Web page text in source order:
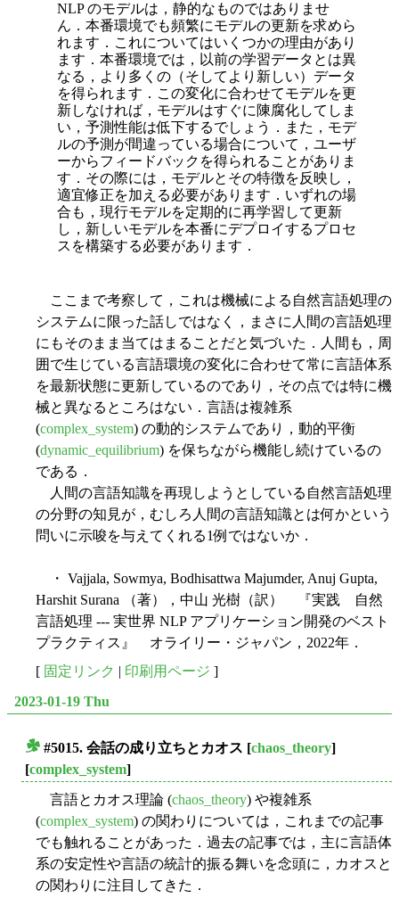
NLP のモデルは，静的なものではありませ
ん．本番環境でも頻繁にモデルの更新を求めら
れます．これについてはいくつかの理由があり
ます．本番環境では，以前の学習データとは異
なる，より多くの（そしてより新しい）データ
を得られます．この変化に合わせてモデルを更
新しなければ，モデルはすぐに陳腐化してしま
い，予測性能は低下するでしょう．また，モデ
ルの予測が間違っている場合について，ユーザ
ーからフィードバックを得られることがありま
す．その際には，モデルとその特徴を反映し，
適宜修正を加える必要があります．いずれの場
合も，現行モデルを定期的に再学習して更新
し，新しいモデルを本番にデプロイするプロセ
スを構築する必要があります．
ここまで考察して，これは機械による自然言語処理の
システムに限った話しではなく，まさに人間の言語処理
にもそのまま当てはまることだと気づいた．人間も，周
囲で生じている言語環境の変化に合わせて常に言語体系
を最新状態に更新しているのであり，その点では特に機
械と異なるところはない．言語は複雑系
(complex_system) の動的システムであり，動的平衡
(dynamic_equilibrium) を保ちながら機能し続けているの
である．
人間の言語知識を再現しようとしている自然言語処理
の分野の知見が，むしろ人間の言語知識とは何かという
問いに示唆を与えてくれる1例ではないか．
・ Vajjala, Sowmya, Bodhisattwa Majumder, Anuj Gupta,
Harshit Surana （著），中山 光樹（訳） 『実践 自然
言語処理 --- 実世界 NLP アプリケーション開発のベスト
プラクティス』 オライリー・ジャパン，2022年．
[ 固定リンク | 印刷用ページ ]
2023-01-19 Thu
#5015. 会話の成り立ちとカオス [chaos_theory]
[complex_system]
言語とカオス理論 (chaos_theory) や複雑系
(complex_system) の関わりについては，これまでの記事
でも触れることがあった．過去の記事では，主に言語体
系の安定性や言語の統計的振る舞いを念頭に，カオスと
の関わりに注目してきた．